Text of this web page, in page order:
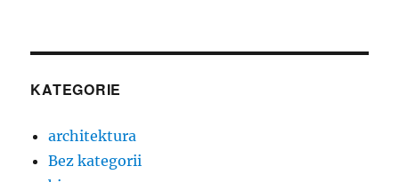
KATEGORIE
architektura
Bez kategorii